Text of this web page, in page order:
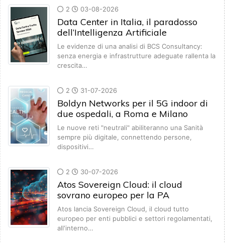
2 03-08-2026
Data Center in Italia, il paradosso
dell’Intelligenza Artificiale
Le evidenze di una analisi di BCS Consultancy:
senza energia e infrastrutture adeguate rallenta la
crescita…
2 31-07-2026
Boldyn Networks per il 5G indoor di
due ospedali, a Roma e Milano
Le nuove reti "neutrali" abiliteranno una Sanità
sempre più digitale, connettendo persone,
dispositivi…
2 30-07-2026
Atos Sovereign Cloud: il cloud
sovrano europeo per la PA
Atos lancia Sovereign Cloud, il cloud tutto
europeo per enti pubblici e settori regolamentati,
all'interno…